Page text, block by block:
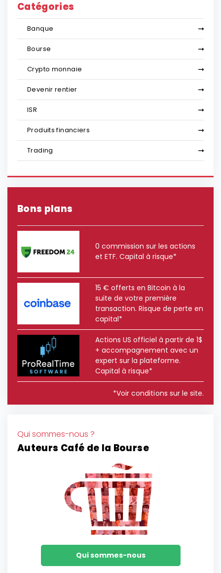
Catégories
Banque
Bourse
Crypto monnaie
Devenir rentier
ISR
Produits financiers
Trading
Bons plans
0 commission sur les actions
et ETF. Capital à risque*
15 € offerts en Bitcoin à la
suite de votre première
transaction. Risque de perte en
capital*
Actions US officiel à partir de 1$
+ accompagnement avec un
expert sur la plateforme.
Capital à risque*
*Voir conditions sur le site.
Qui sommes-nous ?
Auteurs Café de la Bourse
Qui sommes-nous